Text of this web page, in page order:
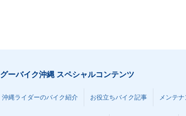
グーバイク沖縄 スペシャルコンテンツ
沖縄ライダーのバイク紹介 お役立ちバイク記事 メンテ